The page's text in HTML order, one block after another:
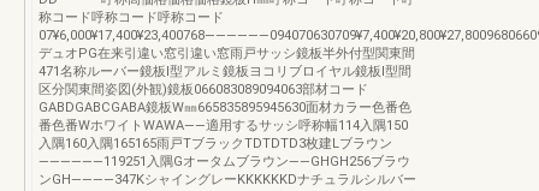
称コード呼称コード呼称コード
デュオPG在来引違い窓引違い窓雨戸サッシ鏡板半外付型関東間
471名称ルーバー鏡板Ⅰ型アルミ鏡板ヨコリブロイヤル鏡板Ⅰ型間
区分関東間姿図(外観)鏡板066083089094063部材コード
GABDGABCGABA鏡板W㎜665835895945630面材カラー色番色
番色番WホワイトWAWA――適用するサッシ呼称幅114入隅150
入隅160入隅165165雨戸TブラックTDTDTD3枚建Lブラウン
――――――119251入隅Gオータムブラウン――GHGH256ブラウ
ンGH――――347KシャイングレーKKKKKKDナチュラルシルバー